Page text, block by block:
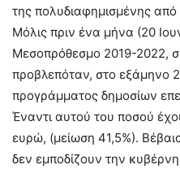
της πολυδιαφημισμένης
Μόλις πριν ένα μήνα (20
Μεσοπρόθεσμο 2019-2022,
προβλεπόταν, στο εξάμηνο
προγράμματος δημοσίων
Έναντι αυτού του ποσού
ευρώ, (μείωση 41,5%).
δεν εμποδίζουν την